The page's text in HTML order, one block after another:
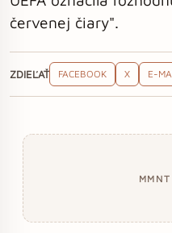
červenej čiary".
ZDIEĽAŤ FACEBOOK X E-